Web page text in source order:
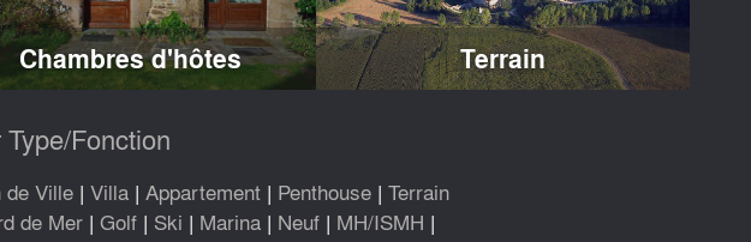
Chambres d'hôtes Terrain
Fonction
de Ville | Villa | Appartement | Penthouse | Terrain
de Mer | Golf | Ski | Marina | Neuf | MH/ISMH |